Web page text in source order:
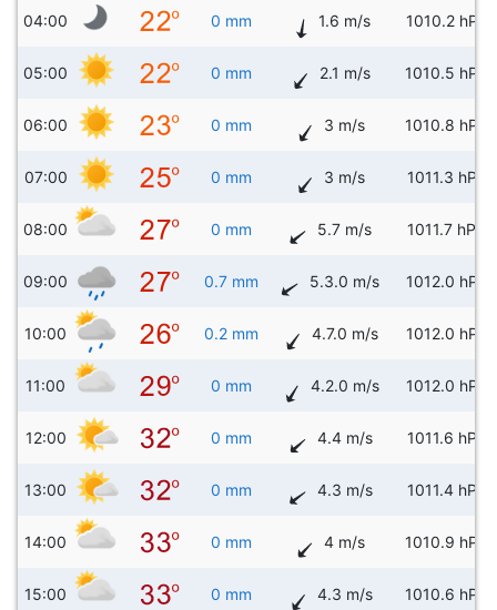
04:00 0 mm 1.6 m/s 1010.2 hPa
05:00 0 mm 2.1 m/s 1010.5 hPa
06:00 0 mm 3 m/s 1010.8 hPa
07:00 0 mm 3 m/s 1011.3 hPa
08:00 0 mm 5.7 m/s 1011.7 hPa
09:00 0.7 mm 5.3.0 m/s 1012.0 hPa
10:00 0.2 mm 4.7.0 m/s 1012.0 hPa
11:00 0 mm 4.2.0 m/s 1012.0 hPa
12:00 0 mm 4.4 m/s 1011.6 hPa
13:00 0 mm 4.3 m/s 1011.4 hPa
14:00 0 mm 4 m/s 1010.9 hPa
15:00 0 mm 4.3 m/s 1010.6 hPa